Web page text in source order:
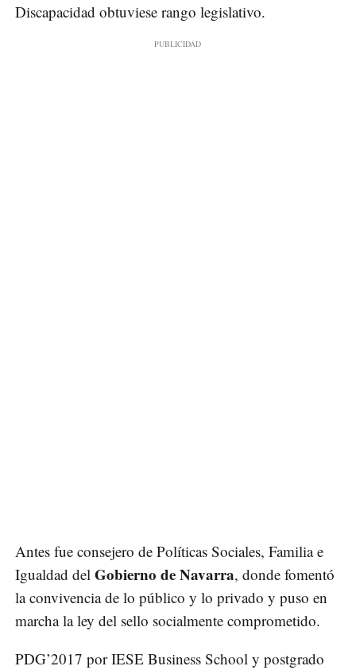
Discapacidad obtuviese rango legislativo.
Antes fue consejero de Políticas Sociales, Familia e
Igualdad del Gobierno de Navarra, donde fomentó
la convivencia de lo público y lo privado y puso en
marcha la ley del sello socialmente comprometido.
PDG’2017 por IESE Business School y postgrado